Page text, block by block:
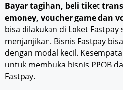
Bayar tagihan, beli tiket
emoney, voucher game dan
bisa dilakukan di Loket Fastpay
menjanjikan. Bisnis Fastpay
dengan modal kecil.
untuk membuka bisnis PPOB
Fastpay.